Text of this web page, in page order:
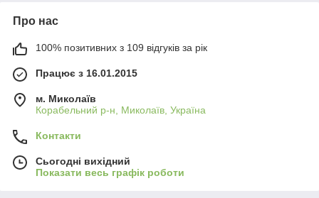
Про нас
100% позитивних з 109 відгуків за рік
Працює з 16.01.2015
м. Миколаїв
Корабельний р-н, Миколаїв, Україна
Контакти
Сьогодні вихідний
Показати весь графік роботи